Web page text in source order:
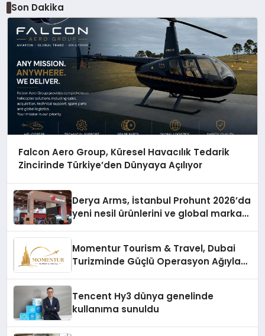
Son Dakika
Falcon Aero Group, Küresel Havacılık Tedarik
Zincirinde Türkiye’den Dünyaya Açılıyor
Derya Arms, İstanbul Prohunt 2026’da
yeni nesil ürünlerini ve global marka
Momentur Tourism & Travel, Dubai
Turizminde Güçlü Operasyon Ağıyla
Tencent Hy3 dünya genelinde
kullanıma sunuldu